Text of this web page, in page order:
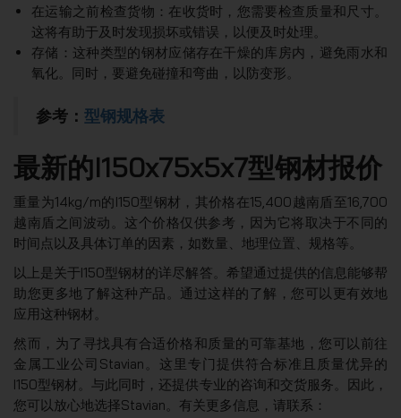
在运输之前检查货物：在收货时，您需要检查质量和尺寸。
这将有助于及时发现损坏或错误，以便及时处理。
存储：这种类型的钢材应储存在干燥的库房内，避免雨水和
氧化。同时，要避免碰撞和弯曲，以防变形。
参考： 型钢规格表
最新的I150x75x5x7型钢材报价
重量为14kg/m的I150型钢材，其价格在15,400越南盾至16,700
越南盾之间波动。这个价格仅供参考，因为它将取决于不同的
时间点以及具体订单的因素，如数量、地理位置、规格等。
以上是关于I150型钢材的详尽解答。希望通过提供的信息能够帮
助您更多地了解这种产品。通过这样的了解，您可以更有效地
应用这种钢材。
然而，为了寻找具有合适价格和质量的可靠基地，您可以前往
金属工业公司Stavian。这里专门提供符合标准且质量优异的
I150型钢材。与此同时，还提供专业的咨询和交货服务。因此，
您可以放心地选择Stavian。有关更多信息，请联系：